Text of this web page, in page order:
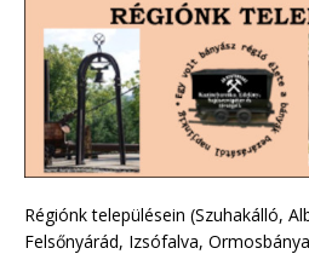
Régiónk településein (Szuhakálló,
Felsőnyárád, Izsófalva,